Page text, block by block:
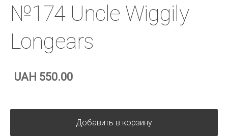
№174 Uncle Wiggily
Longears
UAH 550.00
Добавить в корзину